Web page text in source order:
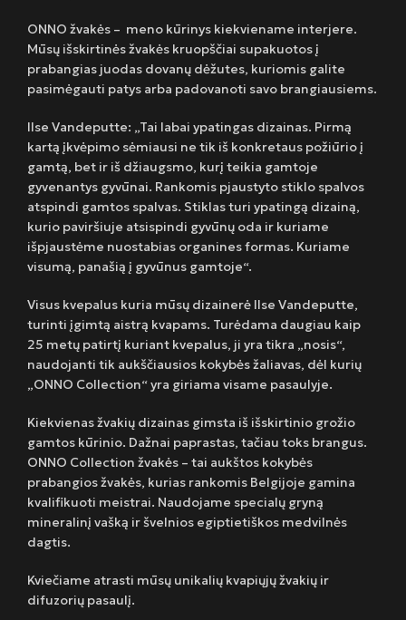
ONNO žvakės – meno kūrinys kiekviename interjere.
Mūsų išskirtinės žvakės kruopščiai supakuotos į
prabangias juodas dovanų dėžutes, kuriomis galite
pasimėgauti patys arba padovanoti savo brangiausiems.
Ilse Vandeputte: „Tai labai ypatingas dizainas. Pirmą
kartą įkvėpimo sėmiausi ne tik iš konkretaus požiūrio į
gamtą, bet ir iš džiaugsmo, kurį teikia gamtoje
gyvenantys gyvūnai. Rankomis pjaustyto stiklo spalvos
atspindi gamtos spalvas. Stiklas turi ypatingą dizainą,
kurio paviršiuje atsispindi gyvūnų oda ir kuriame
išpjaustėme nuostabias organines formas. Kuriame
visumą, panašią į gyvūnus gamtoje“.
Visus kvepalus kuria mūsų dizainerė Ilse Vandeputte,
turinti įgimtą aistrą kvapams. Turėdama daugiau kaip
25 metų patirtį kuriant kvepalus, ji yra tikra „nosis“,
naudojanti tik aukščiausios kokybės žaliavas, dėl kurių
„ONNO Collection“ yra giriama visame pasaulyje.
Kiekvienas žvakių dizainas gimsta iš išskirtinio grožio
gamtos kūrinio. Dažnai paprastas, tačiau toks brangus.
ONNO Collection žvakės – tai aukštos kokybės
prabangios žvakės, kurias rankomis Belgijoje gamina
kvalifikuoti meistrai. Naudojame specialų gryną
mineralinį vašką ir švelnios egiptietiškos medvilnės
dagtis.
Kviečiame atrasti mūsų unikalių kvapiųjų žvakių ir
difuzorių pasaulį.